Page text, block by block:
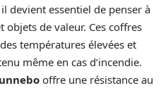
devient essentiel de penser à
objets de valeur. Ces coffres
températures élevées et
même en cas d’incendie.
offre une résistance au